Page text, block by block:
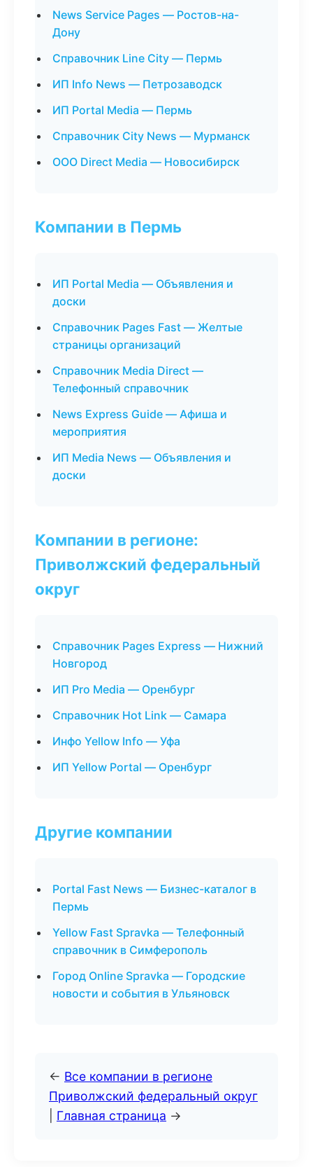
News Service Pages — Ростов-на-
Дону
Справочник Line City — Пермь
ИП Info News — Петрозаводск
ИП Portal Media — Пермь
Справочник City News — Мурманск
ООО Direct Media — Новосибирск
Компании в Пермь
ИП Portal Media — Объявления и
доски
Справочник Pages Fast — Желтые
страницы организаций
Справочник Media Direct —
Телефонный справочник
News Express Guide — Афиша и
мероприятия
ИП Media News — Объявления и
доски
Компании в регионе:
Приволжский федеральный
округ
Справочник Pages Express — Нижний
Новгород
ИП Pro Media — Оренбург
Справочник Hot Link — Самара
Инфо Yellow Info — Уфа
ИП Yellow Portal — Оренбург
Другие компании
Portal Fast News — Бизнес-каталог в
Пермь
Yellow Fast Spravka — Телефонный
справочник в Симферополь
Город Online Spravka — Городские
новости и события в Ульяновск
← Все компании в регионе
Приволжский федеральный округ
Главная страница →